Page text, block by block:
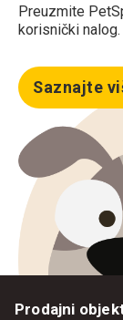
Preuzmite
korisnički
Saznajte
Prodajni